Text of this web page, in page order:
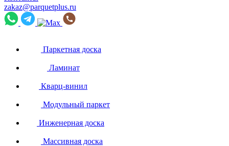
zakaz@parquetplus.ru
Паркетная доска
Ламинат
Кварц-винил
Модульный паркет
Инженерная доска
Массивная доска